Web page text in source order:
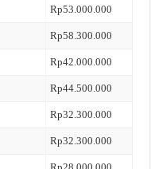
Rp53.000.000
Rp58.300.000
Rp42.000.000
Rp44.500.000
Rp32.300.000
Rp32.300.000